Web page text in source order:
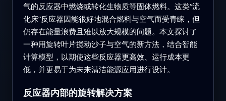
气的反应器中燃烧或转化生物质等固体燃料。这类“流
化床”反应器因能很好地混合燃料与空气而受青睐，但
仍存在能量浪费且难以放大规模的问题。本文探讨了
一种用旋转叶片搅动沙子与空气的新方法，结合智能
计算模型，以期使这些反应器更高效、运行成本更
低，并更易于为未来清洁能源应用进行设计。
反应器内部的旋转解决方案